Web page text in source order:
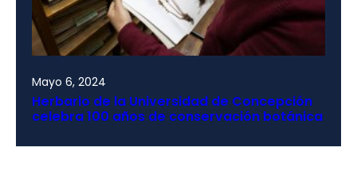
Mayo 6, 2024
Herbario de la Universidad de Concepción
celebra 100 años de conservación botánica